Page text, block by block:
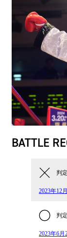
BATTLE
判定
2023年12
判定
2023年6月